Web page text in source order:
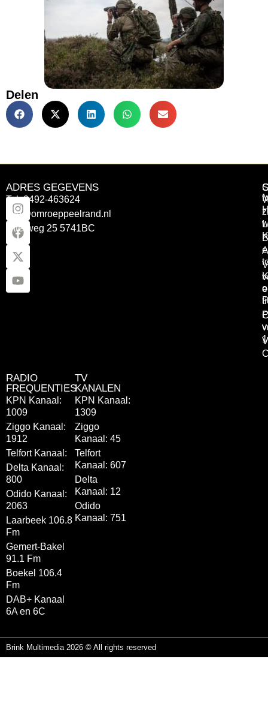
Delen
ADRES GEGEVENS
Tel: 0492-463624
info@omroeppeelrand.nl
Otterweg 25 5741BC
RADIO
FREQUENTIES
KPN Kanaal:
1009
Ziggo Kanaal:
1912
Telfort Kanaal:
Delta Kanaal:
800
Odido Kanaal:
2063
Laarbeek 106.8
Fm
Gemert-Bakel
91.1 Fm
Boekel 106.4
Fm
DAB+ Kanaal
6A en 6C
TV
KANALEN
KPN Kanaal:
1309
Ziggo
Kanaal: 45
Telfort
Kanaal: 607
Delta
Kanaal: 12
Odido
Kanaal: 751
Brink Multimedia 2026 © All rights reserved